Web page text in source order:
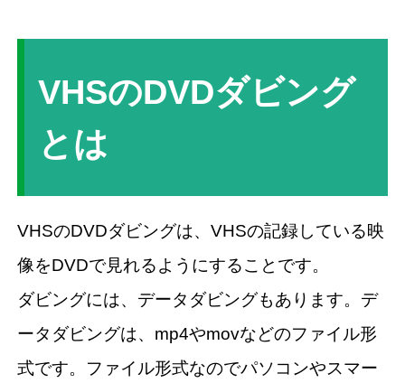
VHSのDVDダビング
とは
VHSのDVDダビングは、VHSの記録している映
像をDVDで見れるようにすることです。
ダビングには、データダビングもあります。デ
ータダビングは、mp4やmovなどのファイル形
式です。ファイル形式なのでパソコンやスマー